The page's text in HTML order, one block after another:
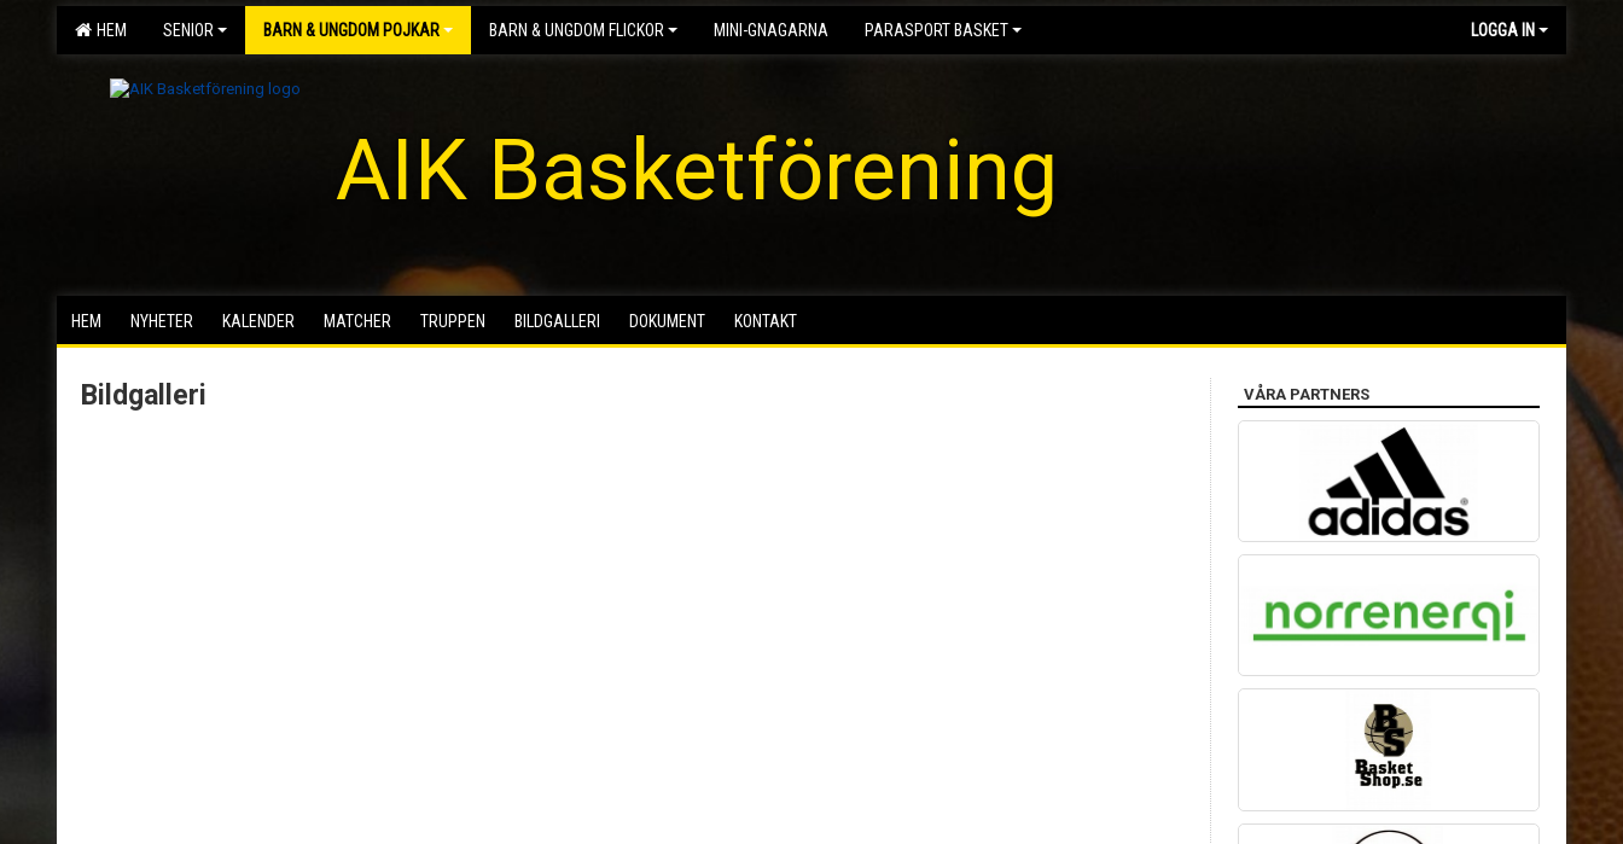
HEM SENIOR BARN & UNGDOM POJKAR BARN & UNGDOM FLICKOR MINI-GNAGARNA PARASPORT BASKET LOGGA IN
AIK Basketförening
HEM NYHETER KALENDER MATCHER TRUPPEN BILDGALLERI DOKUMENT KONTAKT
Bildgalleri VÅRA PARTNERS